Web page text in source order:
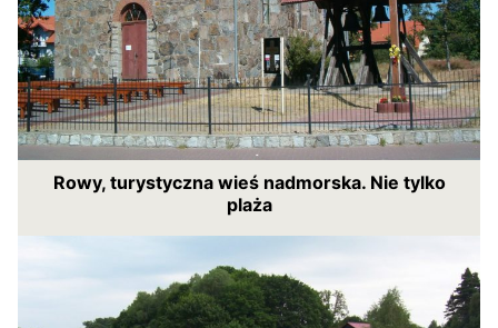
Rowy, turystyczna wieś nadmorska. Nie tylko
plaża